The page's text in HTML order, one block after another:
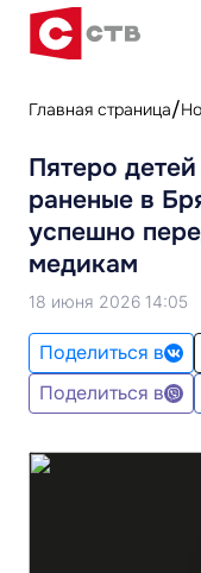
Главная страница
Пятеро
раненые в
успешно
медикам
18 июня 2026 14:05
Поделиться в
Поделиться в